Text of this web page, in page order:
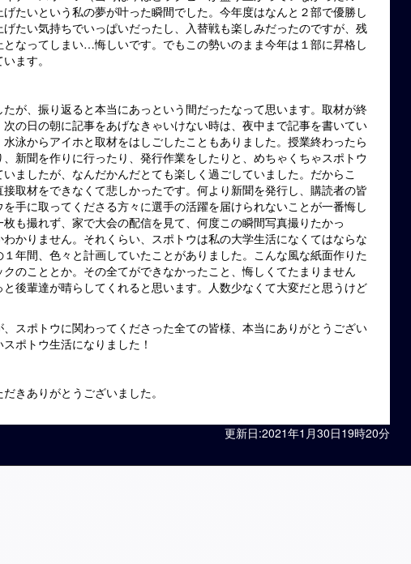
たいという私の夢が叶った瞬間でした。今年度はなんと２部で優勝し
げたい気持ちでいっぱいだったし、入替戦も楽しみだったのですが、残
なってしまい…悔しいです。でもこの勢いのまま今年は１部に昇格し
ます。
が、振り返ると本当にあっという間だったなって思います。取材が終
の日の朝に記事をあげなきゃいけない時は、夜中まで記事を書いてい
泳からアイホと取材をはしごしたこともありました。授業終わったら
新聞を作りに行ったり、発行作業をしたりと、めちゃくちゃスポトウ
ましたが、なんだかんだとても楽しく過ごしていました。だからこ
取材をできなくて悲しかったです。何より新聞を発行し、購読者の皆
手に取ってくださる方々に選手の活躍を届けられないことが一番悔し
も撮れず、家で大会の配信を見て、何度この瞬間写真撮りたかっ
かりません。それくらい、スポトウは私の大学生活になくてはならな
年間、色々と計画していたことがありました。こんな風な紙面作りた
のこととか。その全てができなかったこと、悔しくてたまりません
後輩達が晴らしてくれると思います。人数少なくて大変だと思うけど
スポトウに関わってくださった全ての皆様、本当にありがとうござい
ポトウ生活になりました！
きありがとうございました。
更新日:2021年1月30日19時20分